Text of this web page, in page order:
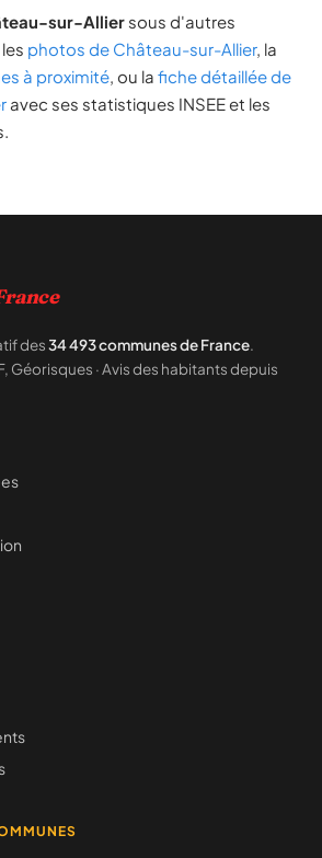
sur-Allier sous d'autres
photos de Château-sur-Allier, la
à proximité, ou la fiche détaillée de
avec ses statistiques INSEE et les
des34 493 communes de France.
Géorisques · Avis des habitants depuis